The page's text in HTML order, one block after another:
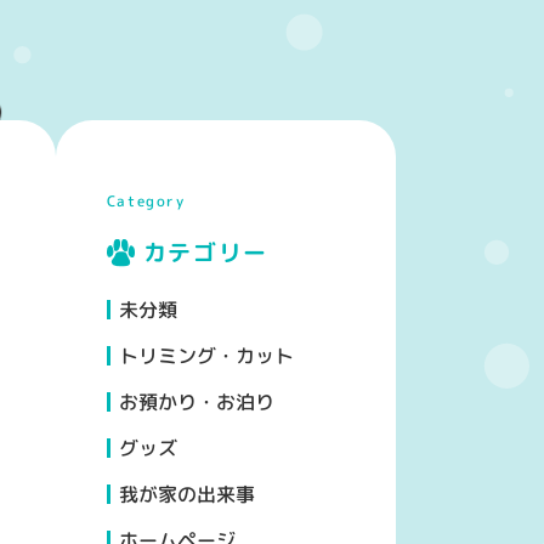
Category
カテゴリー
未分類
トリミング・カット
お預かり・お泊り
グッズ
我が家の出来事